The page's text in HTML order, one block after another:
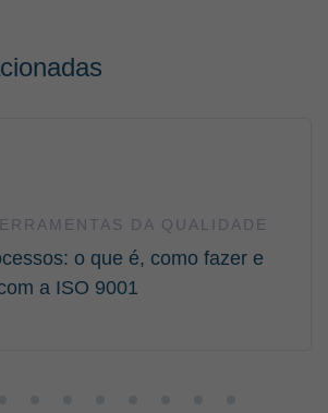
DA QUALIDADE
o que é, como fazer e
a ISO 9001